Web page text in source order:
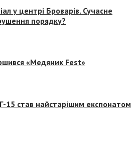
у центрі Броварів. Сучасне
порядку?
«Медяник Fest»
15 став найстарішим експонатом